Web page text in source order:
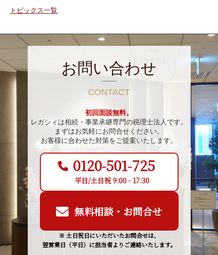
トピックス一覧
お問い合わせ
CONTACT
初回面談無料。
レガシィは相続・事業承継専門の税理士法人です。
まずはお気軽にお問合せください。
お客様に合わせた対策をご提案いたします。
0120-501-725
平日/土日祝 9:00 - 17:30
無料相談・お問合せ
※ 土日祝日にいただいたお問合せは、
翌営業日（平日）に担当者よりご連絡いたします。